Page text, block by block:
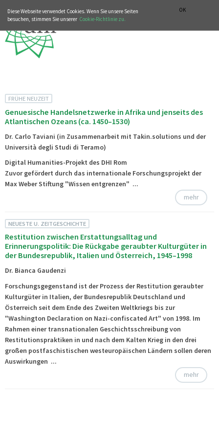
OK
Diese Webseite verwendet Cookies. Wenn Sie unsere Seiten
besuchen, stimmen Sie unserer Cookie-Richtlinie zu.
FRÜHE NEUZEIT
Genuesische Handelsnetzwerke in Afrika und jenseits des
Atlantischen Ozeans (ca. 1450–1530)
Dr. Carlo Taviani (in Zusammenarbeit mit Takin.solutions und der
Università degli Studi di Teramo)
Digital Humanities-Projekt des DHI Rom
Zuvor gefördert durch das internationale Forschungsprojekt der
Max Weber Stiftung "Wissen entgrenzen" ...
mehr
NEUESTE U. ZEITGESCHICHTE
Restitution zwischen Erstattungsalltag und
Erinnerungspolitik: Die Rückgabe geraubter Kulturgüter in
der Bundesrepublik, Italien und Österreich, 1945–1998
Dr. Bianca Gaudenzi
Forschungsgegenstand ist der Prozess der Restitution geraubter
Kulturgüter in Italien, der Bundesrepublik Deutschland und
Österreich seit dem Ende des Zweiten Weltkriegs bis zur
"Washington Declaration on Nazi-confiscated Art" von 1998. Im
Rahmen einer transnationalen Geschichtsschreibung von
Restitutionspraktiken in und nach dem Kalten Krieg in den drei
großen postfaschistischen westeuropäischen Ländern sollen deren
Auswirkungen ...
mehr